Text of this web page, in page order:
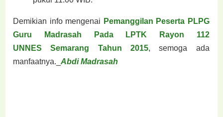
Demikian info mengenai Pemanggilan Peserta PLPG
Guru Madrasah Pada LPTK Rayon 112
UNNESSemarang Tahun 2015, semoga ada
manfaatnya._Abdi Madrasah